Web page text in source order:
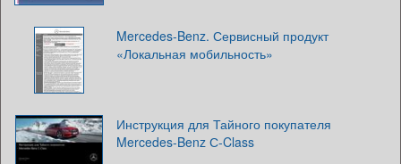
Mercedes-Benz. Сервисный продукт
«Локальная мобильность»
Инструкция для Тайного покупателя
Mercedes-Benz С-Class